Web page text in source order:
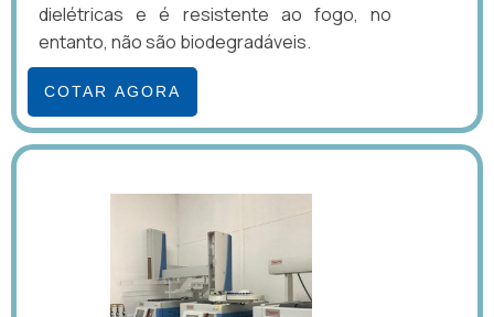
dielétricas e é resistente ao fogo, no
entanto, não são biodegradáveis.
COTAR AGORA